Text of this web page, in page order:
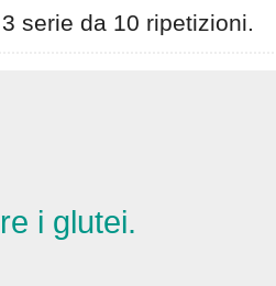
serie da 10 ripetizioni.
i glutei.